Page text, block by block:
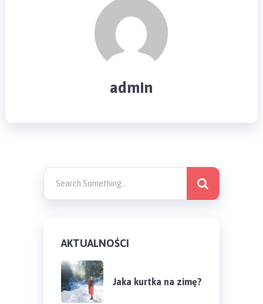
admin
AKTUALNOŚCI
Jaka kurtka na zimę?